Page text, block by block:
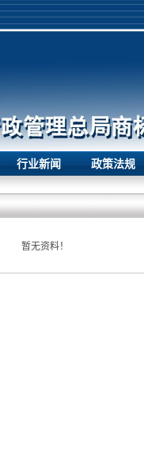
行业新闻 政策法规
暂无资料！